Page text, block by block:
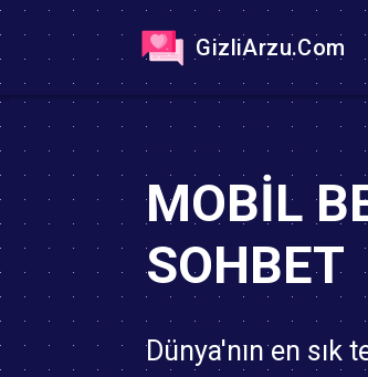
GizliArzu.Com
MOBIL
SOHBET
Dünya'nın en sık